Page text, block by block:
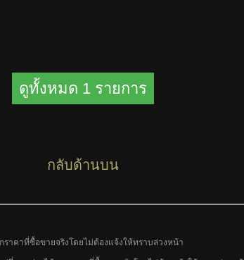
ดูทั้งหมด 1 รายการ
กลับด้านบน
าคาที่ซื้อขายจริงโดยไม่ต้องแจ้งให้ทราบล่วงหน้า